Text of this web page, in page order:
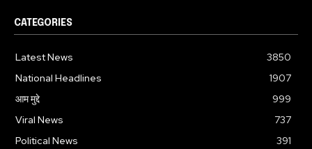
CATEGORIES
Latest News
3850
National Headlines
1907
आम मुद्दे
999
Viral News
737
Political News
391